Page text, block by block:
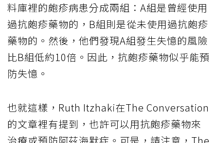
料庫裡的皰疹病患分成兩組：A組是曾經使用
過抗皰疹藥物的，B組則是從未使用過抗皰疹
藥物的。然後，他們發現A組發生失憶的風險
比B組低約10倍。因此，抗皰疹藥物似乎能預
防失憶。
也就這樣，Ruth Itzhaki在The Conversation
的文章裡有提到，也許可以用抗皰疹藥物來